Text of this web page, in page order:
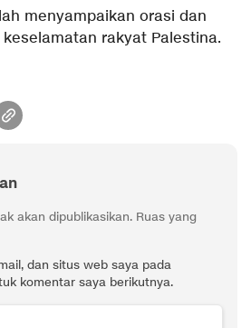
menyampaikan orasi dan
rakyat Palestina.
akan dipublikasikan. Ruas yang
dan situs web saya pada
komentar saya berikutnya.